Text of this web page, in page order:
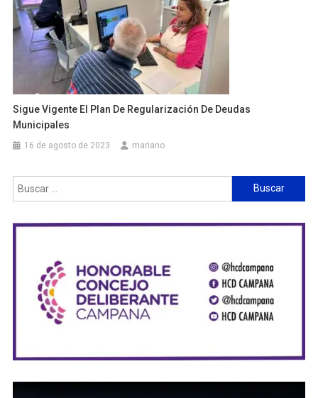
Sigue Vigente El Plan De Regularización De Deudas
Municipales
16 de agosto de 2023 mariano
Buscar: